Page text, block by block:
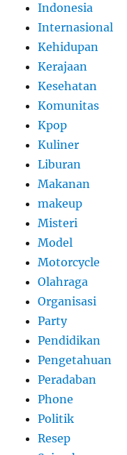
Indonesia
Internasional
Kehidupan
Kerajaan
Kesehatan
Komunitas
Kpop
Kuliner
Liburan
Makanan
makeup
Misteri
Model
Motorcycle
Olahraga
Organisasi
Party
Pendidikan
Pengetahuan
Peradaban
Phone
Politik
Resep